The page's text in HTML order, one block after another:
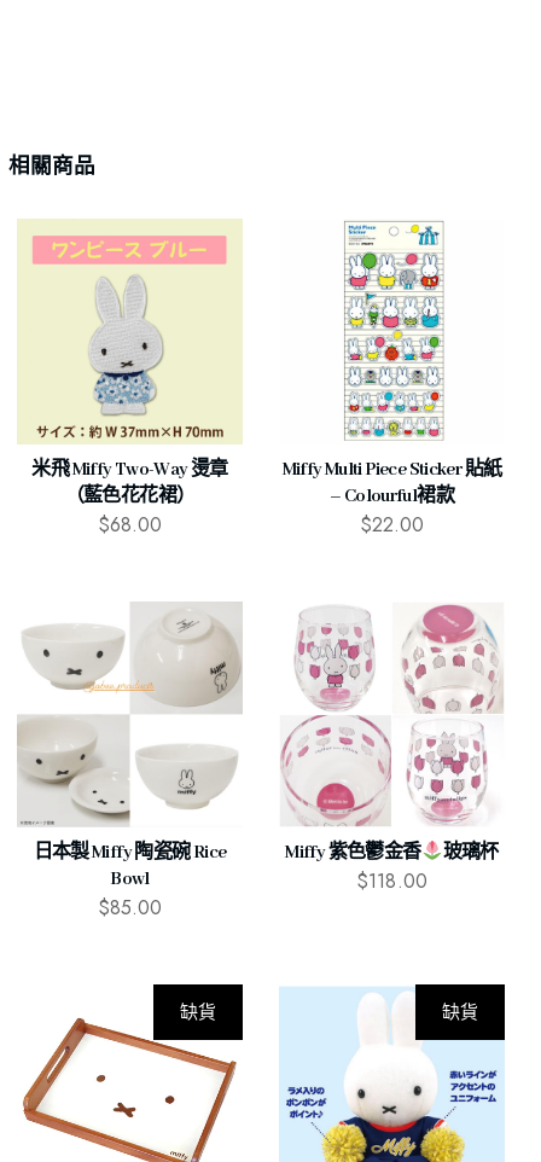
相關商品
米飛 Miffy Two-Way 燙章
（藍色花花裙）
$68.00
Miffy Multi Piece Sticker 貼紙
– Colourful裙款
$22.00
日本製 Miffy 陶瓷碗 Rice
Bowl
$85.00
Miffy 紫色鬱金香 玻璃杯
$118.00
缺貨 缺貨